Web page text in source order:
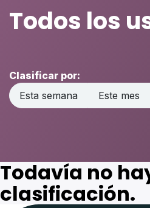
Todos los
Clasificar por:
Esta semana
Este mes
Todavía no
clasificación.